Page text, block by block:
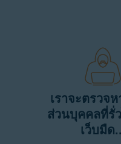
เราจะตรวจ
ส่วนบุคคลที่รั่
เว็บมืด